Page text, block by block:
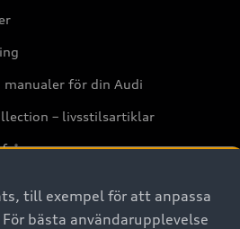
manualer för din Audi
– livsstilsartiklar
frågor
nätet stängs ned - Hur påverkas min
till exempel för att anpassa
bästa användarupplevelse